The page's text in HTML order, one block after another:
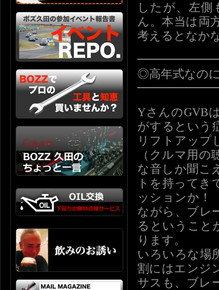
したが、左
ん。本当は両
考えるとなか
◎高年式なの
YさんのGVB
がするという
リフトアップ
（クルマ用
な音しか聞こ
トを持って
ッションか
ながら、ブレ
るということ
ります。
いろいろな場
割にはエンジ
サスも、ブレ